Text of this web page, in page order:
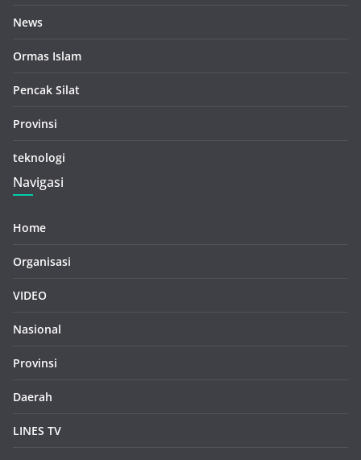
News
Ormas Islam
Pencak Silat
Provinsi
teknologi
Navigasi
Home
Organisasi
VIDEO
Nasional
Provinsi
Daerah
LINES TV